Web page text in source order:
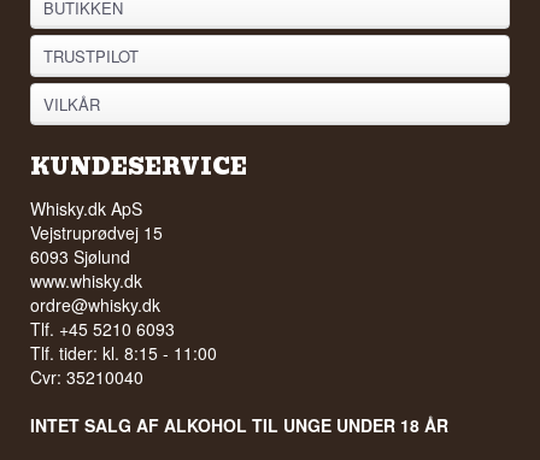
BUTIKKEN
TRUSTPILOT
VILKÅR
KUNDESERVICE
Whisky.dk ApS
Vejstruprødvej 15
6093 Sjølund
www.whisky.dk
ordre@whisky.dk
Tlf. +45 5210 6093
Tlf. tider: kl. 8:15 - 11:00
Cvr: 35210040
INTET SALG AF ALKOHOL TIL UNGE UNDER 18 ÅR